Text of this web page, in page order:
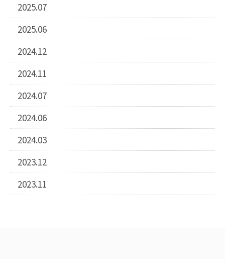
2025.07
2025.06
2024.12
2024.11
2024.07
2024.06
2024.03
2023.12
2023.11